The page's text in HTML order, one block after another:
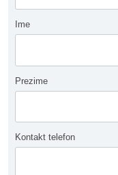
Ime
Prezime
Kontakt telefon